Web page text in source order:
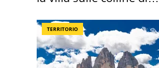
TERRITORIO